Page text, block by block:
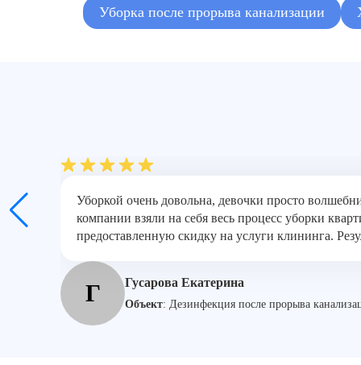
Уборка после прорыва канализации
Уборкой очень довольна, девочки просто
компании взяли на себя весь процесс уборки
предоставленную скидку на услуги клининга.
Г Гусарова Екатерина
Объект: Дезинфекция после прорыва